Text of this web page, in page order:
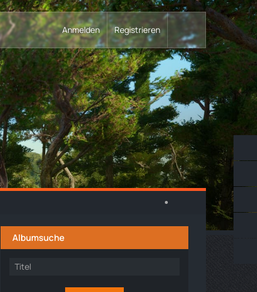
Anmelden Registrieren
Albumsuche